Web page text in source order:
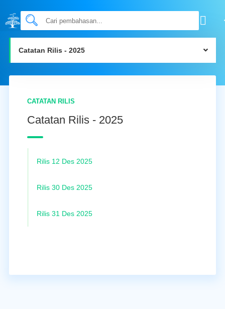
Catatan Rilis - 2025
CATATAN RILIS
Catatan Rilis - 2025
Rilis 12 Des 2025
Rilis 30 Des 2025
Rilis 31 Des 2025